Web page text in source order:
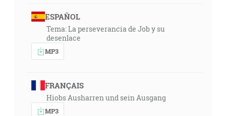
ESPAÑOL
Tema: La perseverancia de Job y su
desenlace
MP3
FRANÇAIS
Hiobs Ausharren und sein Ausgang
MP3